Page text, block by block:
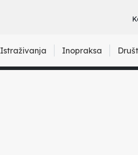
Istraživanja Inopraksa